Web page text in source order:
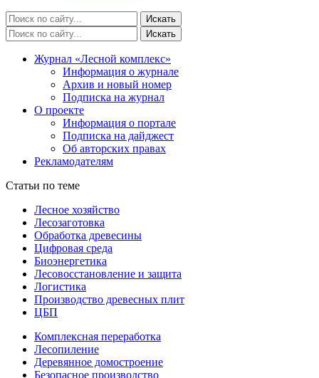
Журнал «Лесной комплекс»
Информация о журнале
Архив и новый номер
Подписка на журнал
О проекте
Информация о портале
Подписка на дайджест
Об авторских правах
Рекламодателям
Статьи по теме
Лесное хозяйство
Лесозаготовка
Обработка древесины
Цифровая среда
Биоэнергетика
Лесовосстановление и защита
Логистика
Производство древесных плит
ЦБП
Комплексная переработка
Лесопиление
Деревянное домостроение
Безопасное производство